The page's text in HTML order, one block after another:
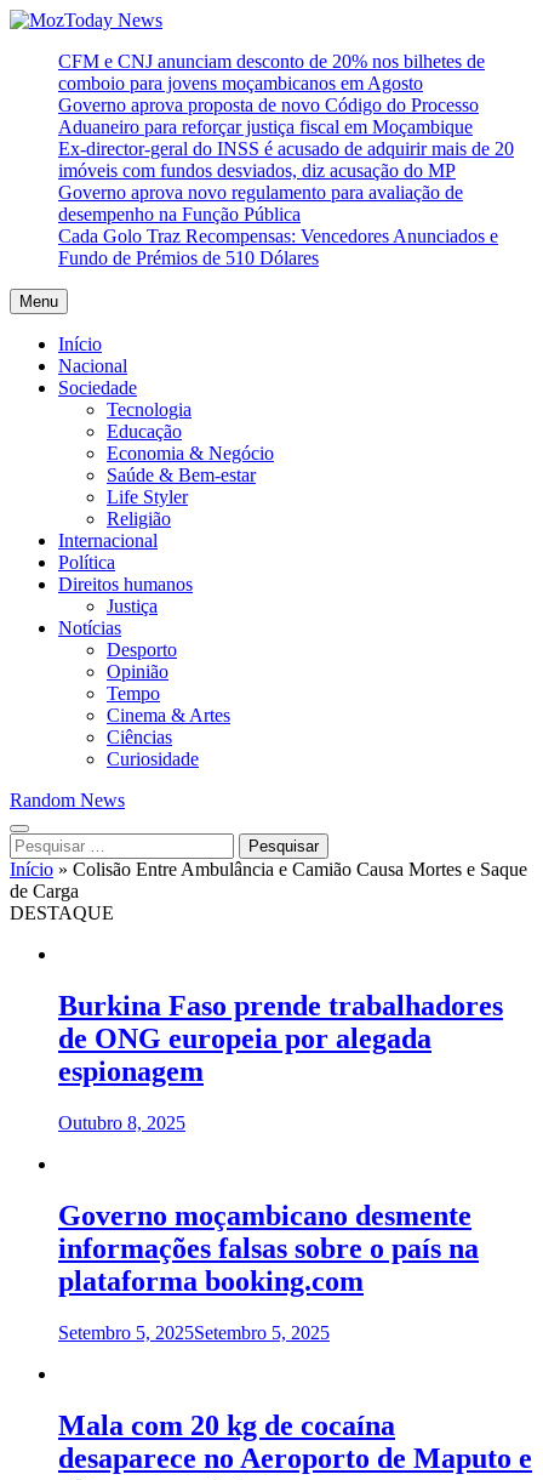
Skip
content
MozToday News
Onde a gente lê.
CFM e CNJ anunciam desconto de 20% nos bilhetes de
comboio para jovens moçambicanos em Agosto
Governo aprova proposta de novo Código do Processo
Aduaneiro para reforçar justiça fiscal em Moçambique
Ex-director-geral do INSS é acusado de adquirir mais de 20
imóveis com fundos desviados, diz acusação do MP
Governo aprova novo regulamento para avaliação de
desempenho na Função Pública
Cada Golo Traz Recompensas: Vencedores Anunciados e
Fundo de Prémios de 510 Dólares
Menu
Início
Nacional
Sociedade
Tecnologia
Educação
Economia & Negócio
Saúde & Bem-estar
Life Styler
Religião
Internacional
Política
Direitos humanos
Justiça
Notícias
Desporto
Opinião
Tempo
Cinema & Artes
Ciências
Curiosidade
Random News
Pesquisar
por:
Início » Colisão Entre Ambulância e Camião Causa Mortes e Saque
de Carga
DESTAQUE
Burkina Faso prende trabalhadores
de ONG europeia por alegada
espionagem
Outubro 8, 2025
Governo moçambicano desmente
informações falsas sobre o país na
plataforma booking.com
Setembro 5, 2025Setembro 5, 2025
Mala com 20 kg de cocaína
desaparece no Aeroporto de Maputo e